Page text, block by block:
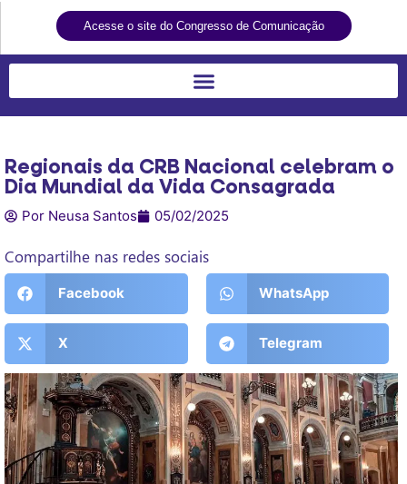
Acesse o site do Congresso de Comunicação
Regionais da CRB Nacional celebram o
Dia Mundial da Vida Consagrada
Por Neusa Santos 05/02/2025
Compartilhe nas redes sociais
Facebook WhatsApp
X Telegram